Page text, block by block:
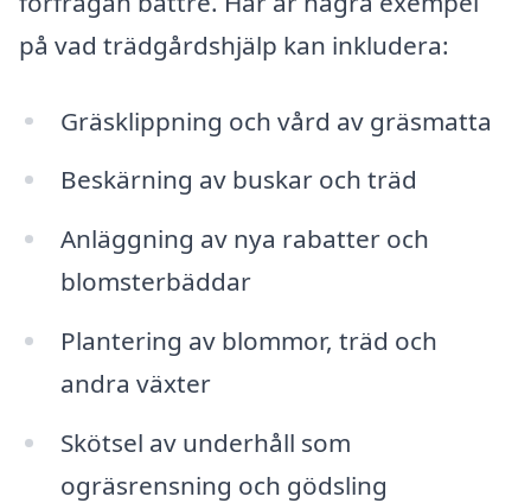
på vad trädgårdshjälp kan inkludera:
Gräsklippning och vård av gräsmatta
Beskärning av buskar och träd
Anläggning av nya rabatter och
blomsterbäddar
Plantering av blommor, träd och
andra växter
Skötsel av underhåll som
ogräsrensning och gödsling